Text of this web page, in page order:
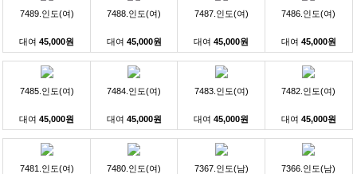
7489.인도(여)
대여45,000원
7488.인도(여)
대여 45,000원
7487.인도(여)
대여45,000원
7486.인도(여)
대여 45,000원
7485.인도(여)
대여45,000원
7484.인도(여)
대여 45,000원
7483.인도(여)
대여45,000원
7482.인도(여)
대여 45,000원
7481.인도(여) 7480.인도(여) 7367.인도(남) 7366.인도(남)